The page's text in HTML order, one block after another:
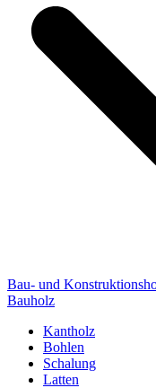
Bau- und
Bauholz
Kantholz
Bohlen
Schalung
Latten